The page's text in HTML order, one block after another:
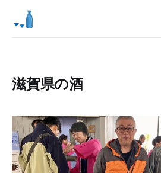
滋賀県の酒